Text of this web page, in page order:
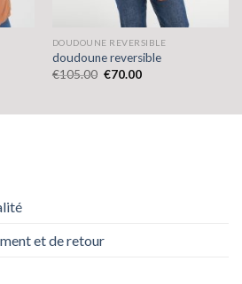
DOUDOUNE REVERSIBLE
doudoune reversible
€105.00 €70.00
et de retour